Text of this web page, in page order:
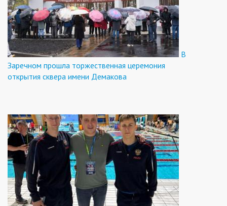
В
Заречном прошла торжественная церемония
открытия сквера имени Демакова